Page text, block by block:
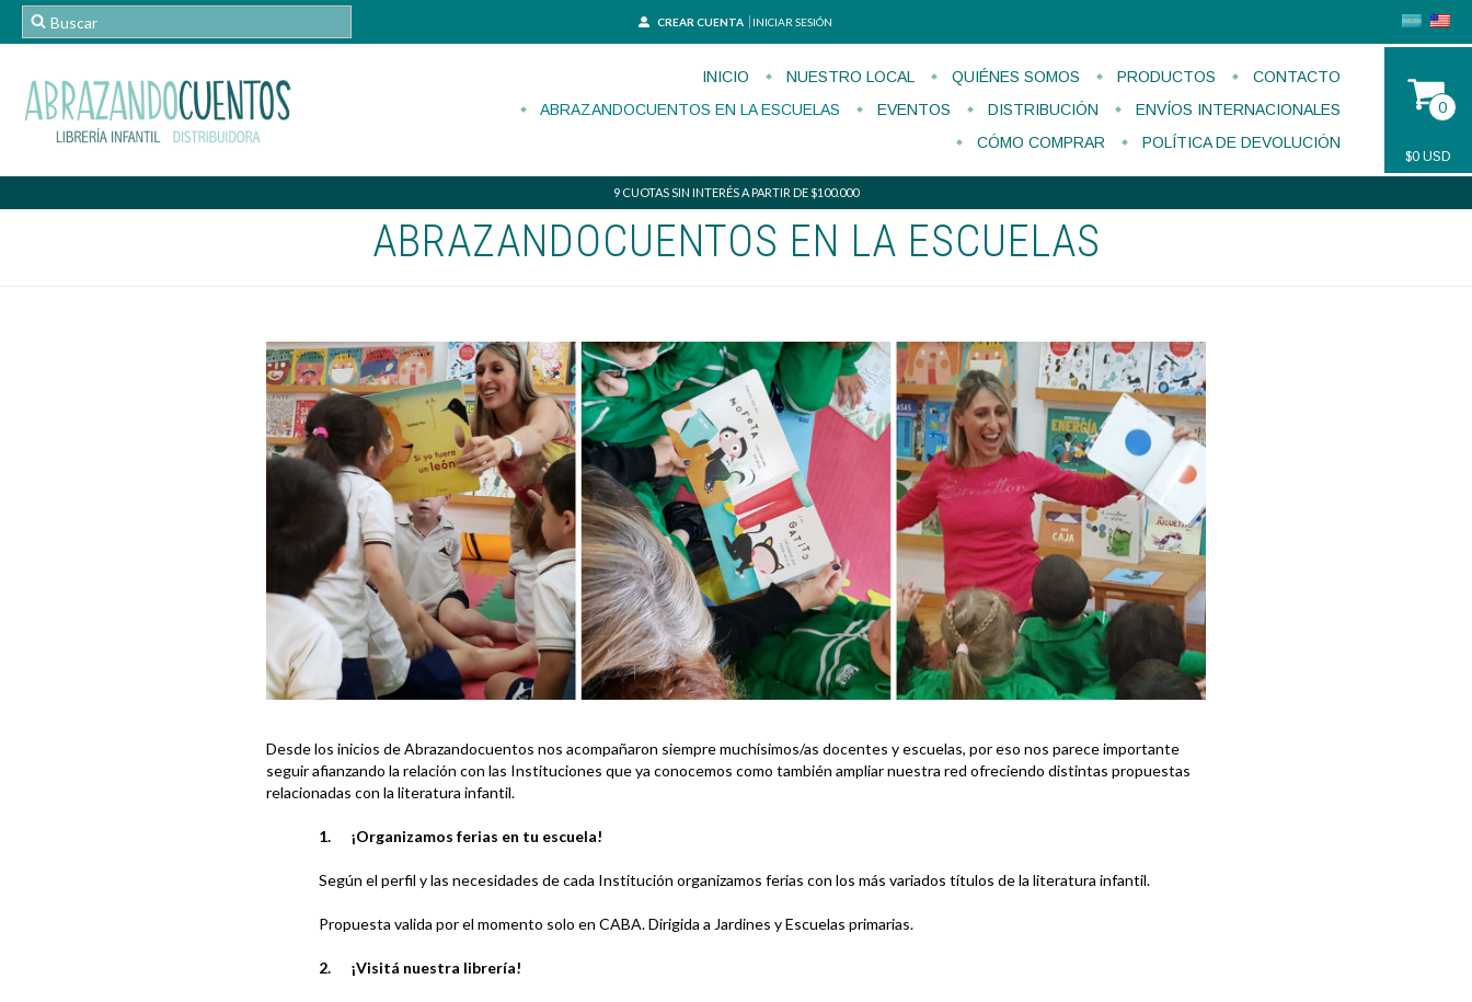
CREAR CUENTA INICIAR SESIÓN
INICIO NUESTRO LOCAL QUIÉNES SOMOS PRODUCTOS
CONTACTO
ABRAZANDOCUENTOS EN LA ESCUELAS
EVENTOS DISTRIBUCIÓN
ENVÍOS INTERNACIONALES
CÓMO COMPRAR
POLÍTICA DE DEVOLUCIÓN
0
$0 USD
9 CUOTAS SIN INTERÉS A PARTIR DE $100.000
ABRAZANDOCUENTOS EN LA ESCUELAS
Desde los inicios de Abrazandocuentos nos acompañaron siempre muchísimos/as docentes y escuelas, por eso nos parece importante
seguir afianzando la relación con las Instituciones que ya conocemos como también ampliar nuestra red ofreciendo distintas propuestas
relacionadas con la literatura infantil.
1. ¡Organizamos ferias en tu escuela!
Según el perfil y las necesidades de cada Institución organizamos ferias con los más variados títulos de la literatura infantil.
Propuesta valida por el momento solo en CABA. Dirigida a Jardines y Escuelas primarias.
2. ¡Visitá nuestra librería!